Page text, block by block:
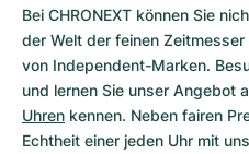
Sky-Dweller
Submariner
Baignoire
Ballon Blanc
Roadster
Super Avenger
Galactic
Montbrillant
GST
Vintage
Gebraucht
Bei CHRONEXT können Sie
der Welt der feinen
von Independent-Marken.
und lernen Sie unser Angebot
Uhren kennen. Neben fairen
Echtheit einer jeden Uhr mit